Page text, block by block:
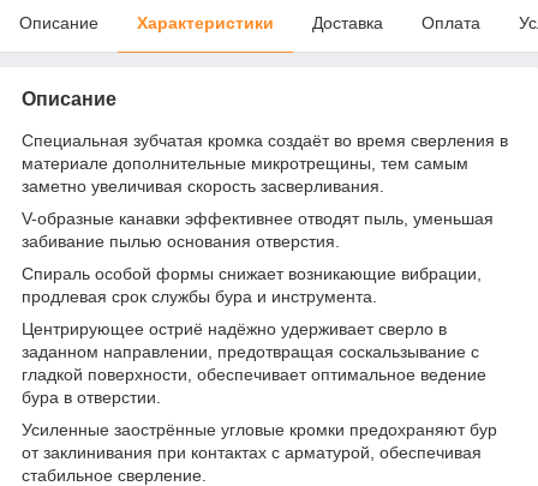
Описание Характеристики Доставка Оплата
Описание
Специальная зубчатая кромка создаёт во время сверления в
материале дополнительные микротрещины, тем самым
заметно увеличивая скорость засверливания.
V-образные канавки эффективнее отводят пыль, уменьшая
забивание пылью основания отверстия.
Спираль особой формы снижает возникающие вибрации,
продлевая срок службы бура и инструмента.
Центрирующее остриё надёжно удерживает сверло в
заданном направлении, предотвращая соскальзывание с
гладкой поверхности, обеспечивает оптимальное ведение
бура в отверстии.
Усиленные заострённые угловые кромки предохраняют бур
от заклинивания при контактах с арматурой, обеспечивая
стабильное сверление.